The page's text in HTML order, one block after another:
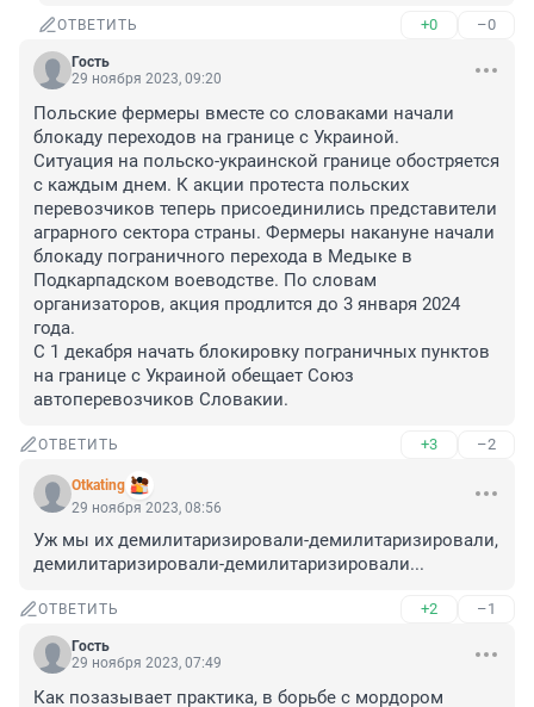
ОТВЕТИТЬ +0 –0
Гость
29 ноября 2023, 09:20
Польские фермеры вместе со словаками начали
блокаду переходов на границе с Украиной.
Ситуация на польско-украинской границе обостряется
с каждым днем. К акции протеста польских
перевозчиков теперь присоединились представители
аграрного сектора страны. Фермеры накануне начали
блокаду пограничного перехода в Медыке в
Подкарпадском воеводстве. По словам
организаторов, акция продлится до 3 января 2024
года.
C 1 декабря начать блокировку пограничных пунктов
на границе с Украиной обещает Союз
автоперевозчиков Словакии.
ОТВЕТИТЬ +3 –2
Otkating
29 ноября 2023, 08:56
Уж мы их демилитаризировали-демилитаризировали,
демилитаризировали-демилитаризировали...
ОТВЕТИТЬ +2 –1
Гость
29 ноября 2023, 07:49
Как позазывает практика, в борьбе с мордором